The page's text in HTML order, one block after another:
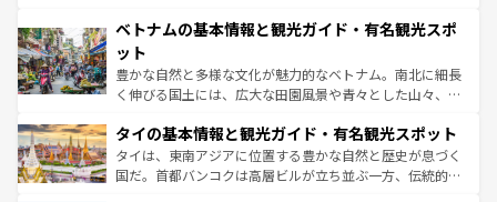
参照してほしい。
容にもいいと評判のスイーツなど、バラエティ豊かな料理
照してほしい。
き、地方に足を延ばせば四季折々の自然美を楽しむことが
できる。そして、キムチや焼肉、絶品のストリートフード
まで、さまざまな韓国料理が待っている。夜には、韓国な
らではのナイトライフも堪能できる。あたたかいホスピタ
わってみてほしい。 なお、新着の韓国情報はコンテンツ一
覧 を参照してほしい。
ベトナムの基本情報と観光ガイド・有名観光スポ
ット
豊かな自然と多様な文化が魅力的なベトナム。南北に細長
く伸びる国土には、広大な田園風景や青々とした山々、世
急速な発展と共に伝統が息づく。ハノイの古い町並みやホ
ーチミン市のフランス統治時代の建物も、独特の雰囲気を
醸し出している。また、バラエティの豊かさとおいしさで
タイの基本情報と観光ガイド・有名観光スポット
タイは、東南アジアに位置する豊かな自然と歴史が息づく
国だ。首都バンコクは高層ビルが立ち並ぶ一方、伝統的な